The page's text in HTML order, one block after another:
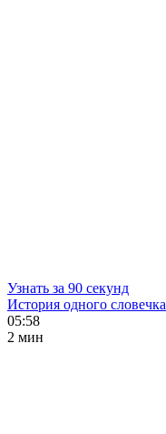
Узнать за 90 секунд
История одного словечка
05:58
2 мин